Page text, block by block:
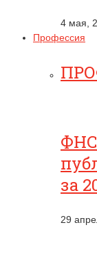
4 мая,
Профессия
ФНС
за
29